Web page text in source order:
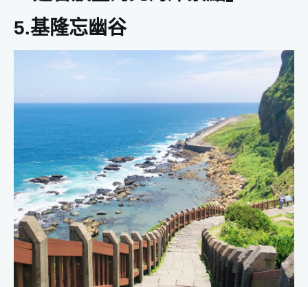
5.基隆忘幽谷